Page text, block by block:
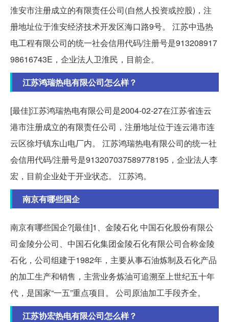
淮安市注册成立的有限责任公司(自然人投资或控股)，注
册地址位于淮安经济技术开发区海口路9号。 江苏中迅热
电工程有限公司的统一社会信用代码/注册号是913208917
98616743E，企业法人卫淮民，目前企。
江苏鸿瑞热电有限公司怎么样？
[最佳]江苏鸿瑞热电有限公司是2004-02-27在江苏省连云
港市注册成立的有限责任公司，注册地址位于连云港市连
云区徐圩镇东山电厂内。 江苏鸿瑞热电有限公司的统一社
会信用代码/注册号是913207037589778195，企业法人李
宏，目前企业处于开业状态。 江苏鸿。
南京有哪些国企
南京有哪些国企?[最佳]1、金陵石化 中国石化股份有限公
司金陵分公司、中国石化集团金陵石化有限公司合称金陵
石化，公司组建于1982年，主要从事石油炼制及石化产品
的加工生产和销售，主营业务炼油可追溯至上世纪五十年
代，是国家“一五”重点项目。 公司原油加工手段齐全。
江苏协宏热电有限公司怎么样？